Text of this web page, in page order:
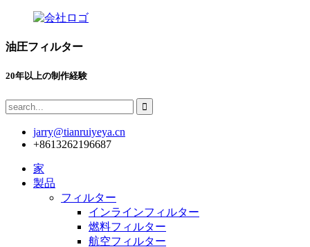
油圧フィルター
20年以上の制作経験
jarry@tianruiyeya.cn
+8613262196687
家
製品
フィルター
インラインフィルター
燃料フィルター
航空フィルター